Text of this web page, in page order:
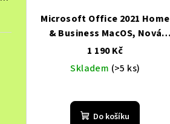
Microsoft Office 2021 Home
& Business MacOS, Nová
elektronická lience,
Multilingual
Levně, Doprava
zdarma
1 190 Kč
Skladem (>5 ks)
Do košíku